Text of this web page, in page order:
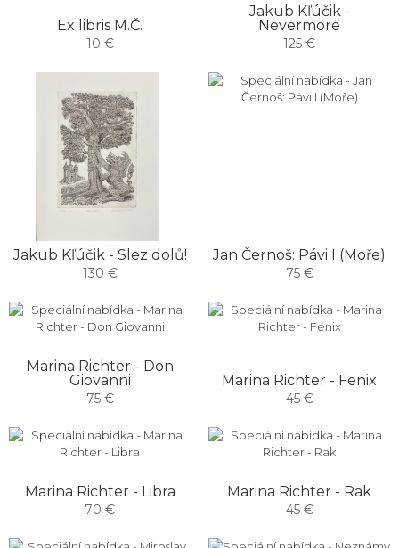
Ex libris M.Č.
10 €
Jakub Kľúčik -
Nevermore
125 €
Jakub Kľúčik - Slez dolů!
130 €
Jan Černoš: Pávi I (Moře)
75 €
Marina Richter - Don
Giovanni
75 €
Marina Richter - Fenix
45 €
Marina Richter - Libra
70 €
Marina Richter - Rak
45 €